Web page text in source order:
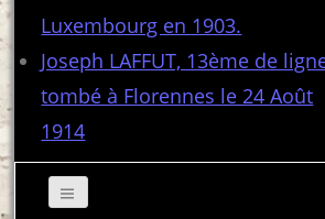
Luxembourg en 1903.
Joseph LAFFUT, 13ème de
tombé à Florennes le 24 Août
1914